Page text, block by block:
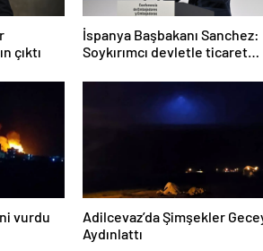
çıktı
İspanya Başbakanı Sanchez:
Soykırımcı devletle ticaret
vurdu
Adilcevaz’da Şimşekler
Aydınlattı